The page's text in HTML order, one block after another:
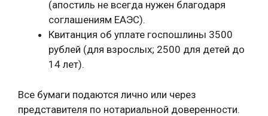
(апостиль не всегда нужен благодаря
соглашениям ЕАЭС).
Квитанция об уплате госпошлины 3500
рублей (для взрослых; 2500 для детей до
14 лет).
Все бумаги подаются лично или через
представителя по нотариальной доверенности.